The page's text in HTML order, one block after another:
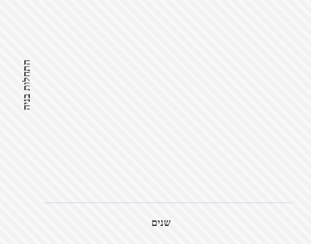
שנים
התחלות בניה